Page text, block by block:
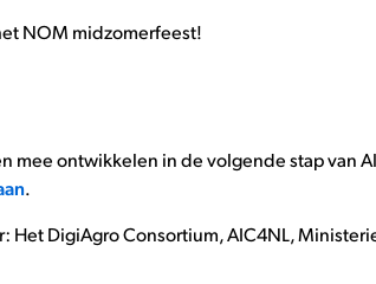
NOM midzomerfeest!
mee ontwikkelen in de volgende stap van
.
Het DigiAgro Consortium, AIC4NL,